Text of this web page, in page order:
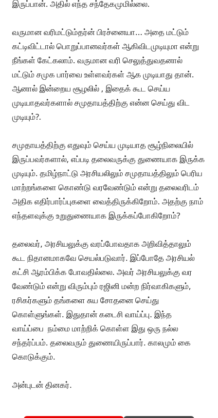
இருப்பான். அதில் எந்த சந்தேகமுமில்லை.
வருமான வரிமட்டும்தர்ன் பிரச்னையா... அதை மட்டும்
கட்டிவிட்டால் பொறுப்பானவர்கள் ஆகிவிடமுடியுமா என்று
நீங்கள் கேட்கலாம். வருமான வரி செலுத்துவதனால்
மட்டும் சமுக பார்வை உள்ளவர்கள் ஆக முடியாது தான்.
ஆனால் இன்றைய சூழலில் , இதைக் கூட செய்ய
முடியாதவர்களால் சமுதாயத்திற்கு என்ன செய்து விட‌
முடியும்?.
சமுதாயத்திற்கு எதுவும் செய்ய முடியாத சூழ்நிலையில்
இருப்பவர்களால், எப்படி தலைவருக்கு துணையாக இருக்க
முடியும். தமிழ்நாட்டு அரசியலிலும் சமுதாயத்திலும் பெரிய
மாற்றங்களை கொண்டு வரவேண்டும் என்று தலைவரிடம்
அதிக எதிர்பார்ப்புகளை வைத்திருக்கிறோம். அதற்கு நாம்
எந்தளவுக்கு உறுதுணையாக இருக்கப்போகிறோம்?
தலைவர், அரசியலுக்கு வரப்போவதாக அறிவித்தாலும்
கூட நிதானமாகவே செயல்படுவார். இப்போதே அரசியல்
கட்சி ஆரம்பிக்க போவதில்லை. அவர் அரசியலுக்கு வர
வேண்டும் என்று விரும்பும் ரஜினி மன்ற நிர்வாகிகளும்,
ரசிகர்களும் தங்களை சுய சோதனை செய்து
கொள்ளுங்கள். இதுதான் கடைசி வாய்ப்பு. இந்த
வாய்ப்பை நம்மை மாற்றிக் கொள்ள இது ஒரு நல்ல
ச‌ந்தர்ப்பம். தலைவரும் துணையிருப்பார். காலமும் கை
கொடுக்கும்.
அன்புடன் தினகர்.